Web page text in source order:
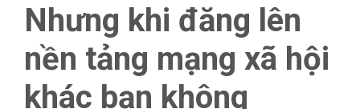
Nhưng khi đăng lên
nền tảng mạng xã hội
khác bạn không